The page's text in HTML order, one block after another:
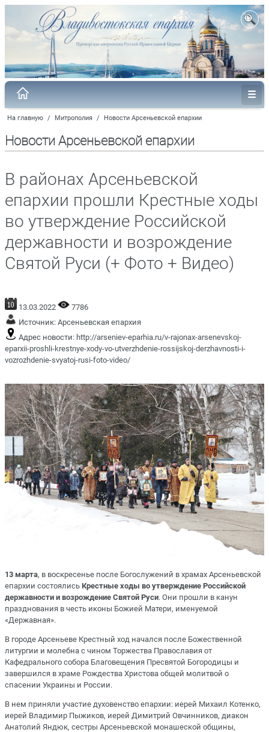
На главную / Митрополия / Новости Арсеньевской епархии
Новости Арсеньевской епархии
В районах Арсеньевской
епархии прошли Крестные ходы
во утверждение Российской
державности и возрождение
Святой Руси (+ Фото + Видео)
13.03.2022
7786
Источник: Арсеньевская епархия
Адрес новости: http://arseniev-eparhia.ru/v-rajonax-arsenevskoj-
eparxii-proshli-krestnye-xody-vo-utverzhdenie-rossijskoj-derzhavnosti-i-
vozrozhdenie-svyatoj-rusi-foto-video/
13 марта, в воскресенье после Богослужений в храмах Арсеньевской
епархии состоялись Крестные ходы во утверждение Российской
державности и возрождение Святой Руси. Они прошли в канун
празднования в честь иконы Божией Матери, именуемой
«Державная».
В городе Арсеньеве Крестный ход начался после Божественной
литургии и молебна с чином Торжества Православия от
Кафедрального собора Благовещения Пресвятой Богородицы и
завершился в храме Рождества Христова общей молитвой о
спасении Украины и России.
В нем приняли участие духовенство епархии: иерей Михаил Котенко,
иерей Владимир Пыжиков, иерей Димитрий Овчинников, диакон
Анатолий Яндюк, сестры Арсеньевской монашеской общины,